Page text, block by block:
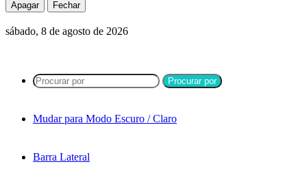
Apagar
Fechar
sábado, 8 de agosto de 2026
Procurar por
Mudar para Modo Escuro / Claro
Barra Lateral